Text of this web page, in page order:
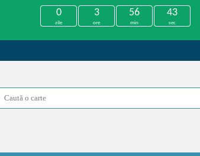
0
zile
3
ore
56
min
43
sec